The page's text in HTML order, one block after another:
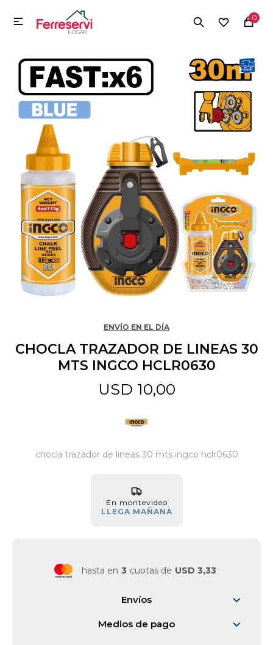
0

ENVÍO EN EL DÍA
CHOCLA TRAZADOR DE LINEAS 30
MTS INGCO HCLR0630
USD 10,00
chocla trazador de lineas 30 mts ingco hclr0630
En montevideo
LLEGA MAÑANA
hasta en 3 cuotas de USD 3,33
Envíos
Medios de pago
MI CUENTA
Herramientas y Construcción
Electrodomésticos
Tecnología
Deportes
Camping
Mascotas
Vestimenta y calzado